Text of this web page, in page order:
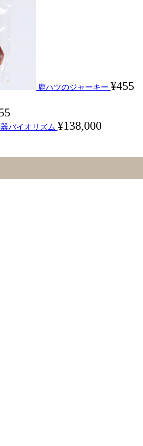
鹿ハツのジャーキー ¥455
バイオリズム ¥138,000